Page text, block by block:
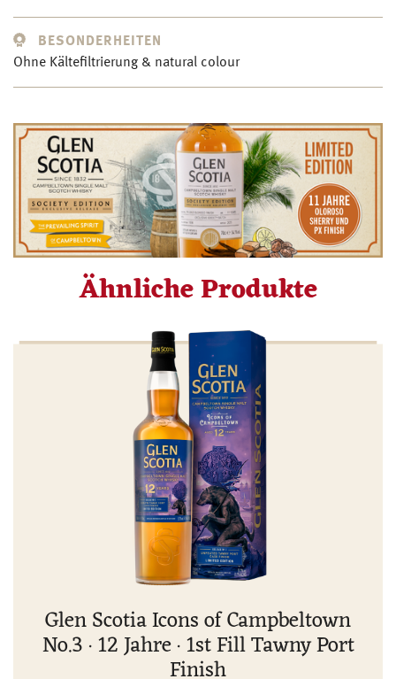
BESONDERHEITEN
Ohne Kältefiltrierung & natural colour
Ähnliche Produkte
Glen Scotia Icons of Campbeltown
No.3 · 12 Jahre · 1st Fill Tawny Port
Finish